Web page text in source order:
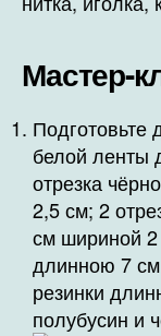
Мастер-
Подготовьте
белой ленты
отрезка
2,5 см; 2
см шириной 2
длинною 7
резинки
полубусин и